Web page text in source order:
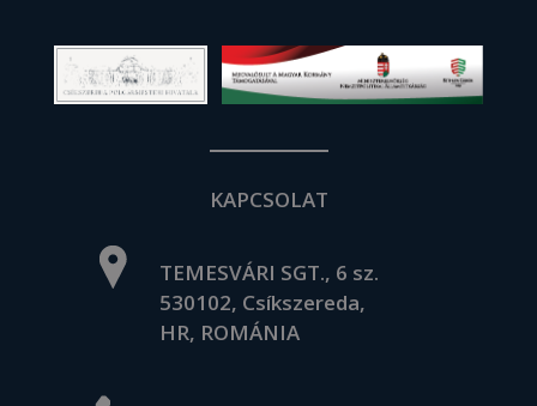
KAPCSOLAT
TEMESVÁRI SGT., 6 sz.
530102, Csíkszereda,
HR, ROMÁNIA